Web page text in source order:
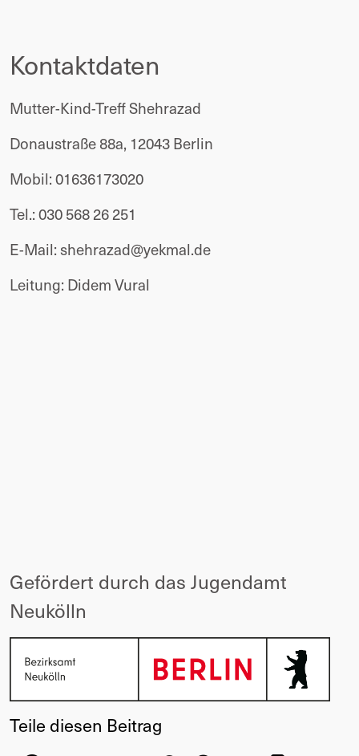
Kontaktdaten
Mutter-Kind-Treff Shehrazad
Donaustraße 88a, 12043 Berlin
Mobil: 01636173020
Tel.: 030 568 26 251
E-Mail: shehrazad@yekmal.de
Leitung: Didem Vural
Gefördert durch das Jugendamt
Neukölln
Teile diesen Beitrag